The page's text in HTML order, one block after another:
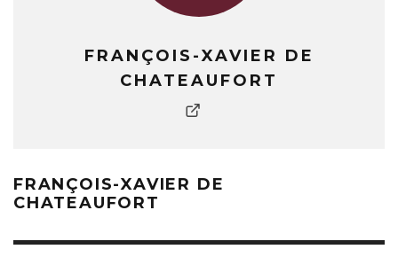
FRANÇOIS-XAVIER DE
CHATEAUFORT
FRANÇOIS-XAVIER DE
CHATEAUFORT